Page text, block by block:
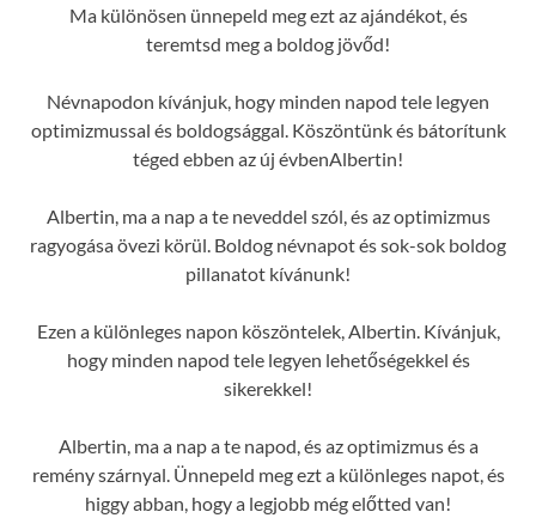
Ma különösen ünnepeld meg ezt az ajándékot, és
teremtsd meg a boldog jövőd!
Névnapodon kívánjuk, hogy minden napod tele legyen
optimizmussal és boldogsággal. Köszöntünk és bátorítunk
téged ebben az új évbenAlbertin!
Albertin, ma a nap a te neveddel szól, és az optimizmus
ragyogása övezi körül. Boldog névnapot és sok-sok boldog
pillanatot kívánunk!
Ezen a különleges napon köszöntelek, Albertin. Kívánjuk,
hogy minden napod tele legyen lehetőségekkel és
sikerekkel!
Albertin, ma a nap a te napod, és az optimizmus és a
remény szárnyal. Ünnepeld meg ezt a különleges napot, és
higgy abban, hogy a legjobb még előtted van!